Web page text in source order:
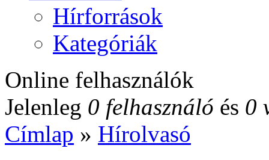
Hírforrások
Kategóriák
Online felhasználók
Jelenleg 0 felhasználó és 0
Címlap » Hírolvasó